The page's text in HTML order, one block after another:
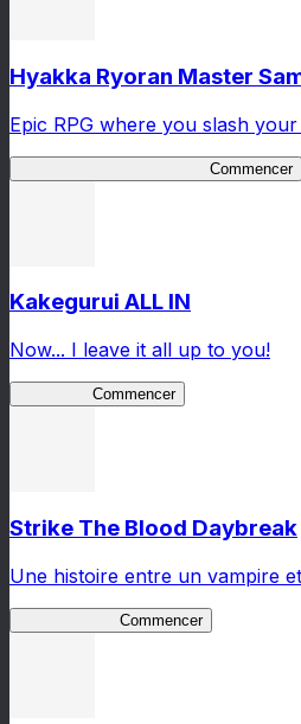
Hyakka Ryoran Master
Epic RPG where you slash
Commencer
Kakegurui ALL IN
Now... I leave it all up to you!
Commencer
Strike The Blood Daybreak
Une histoire entre un vampire
Commencer